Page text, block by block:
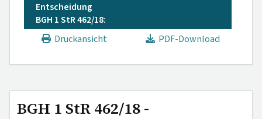
Entscheidung
BGH 1 StR 462/18:
Druckansicht
PDF-Download
BGH 1 StR 462/18 -